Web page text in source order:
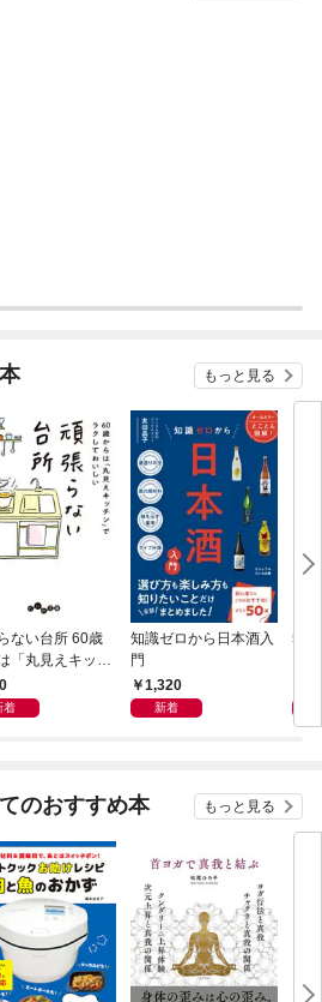
もっと見る
ない台所 60歳
「丸見えキッチ
ラクしておいし
着
知識ゼロから日本酒入
門
1,320
新着
50
のおすすめ本 もっと見る